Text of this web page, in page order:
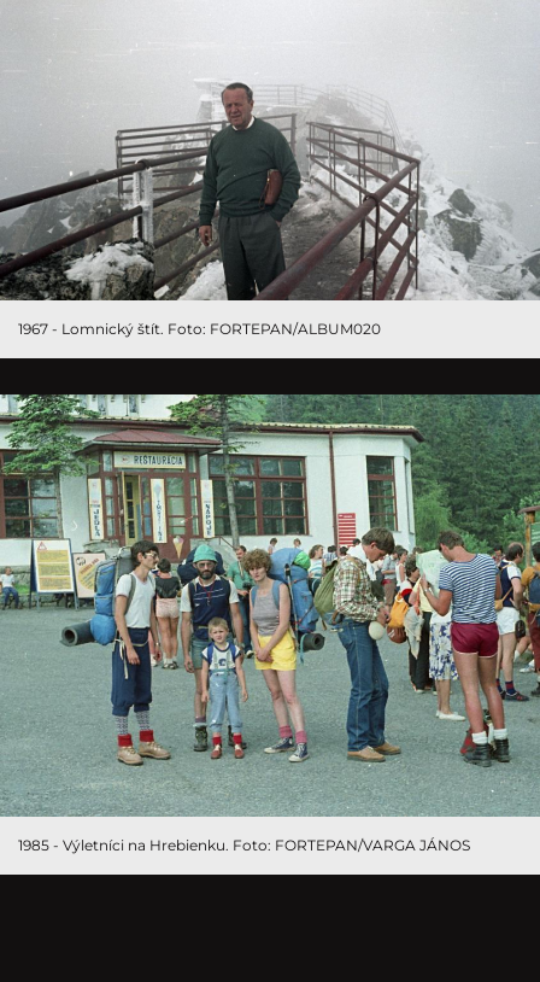
1967 - Lomnický štít. Foto: FORTEPAN/ALBUM020
1985 - Výletníci na Hrebienku. Foto: FORTEPAN/VARGA JÁNOS